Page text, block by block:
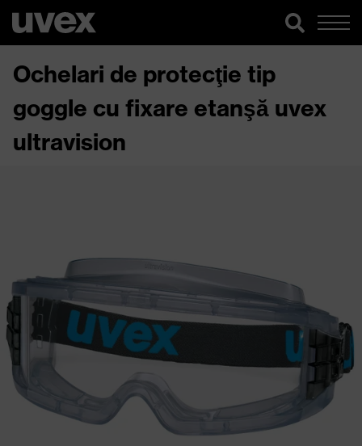
Ochelari de protecţie tip
goggle cu fixare etanşă uvex
ultravision